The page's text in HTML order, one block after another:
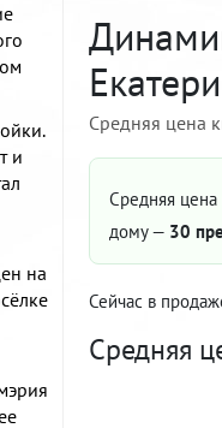
и
на
Средняя цена
Средняя
дому — 30
Сейчас в
Средняя